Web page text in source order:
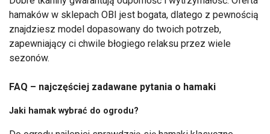
hamaków w sklepach OBI jest bogata, dlatego z pewnością
znajdziesz model dopasowany do twoich potrzeb,
zapewniający ci chwile błogiego relaksu przez wiele
sezonów.
FAQ – najczęściej zadawane pytania o hamaki
Jaki hamak wybrać do ogrodu?